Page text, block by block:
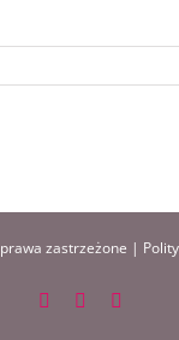
zastrzeżone |
FacebookInstagram